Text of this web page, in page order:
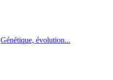
Génétique, évolution...